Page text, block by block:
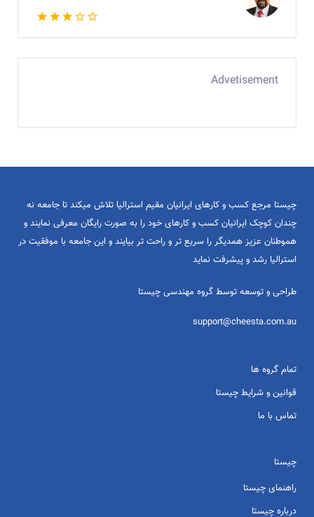
Advetisement
چیستا مرجع کسب و کارهای ایرانیان مقیم استرالیا تلاش میکند تا جامعه نه
چندان کوچک ایرانیان کسب و کارهای خود را به صورت رایگان معرفی نمایند و
هموطنان عزیز همدیگر را سریع تر و راحت تر بیایند و این جامعه با موفقیت در
استرالیا رشد و پیشرفت نماید
طراحی و توسعه توسط گروه مهندسی چیستا
support@cheesta.com.au
تمام گروه ها
قوانین و شرایط چیستا
تماس با ما
چیستا
راهنمای چیستا
درباره چیستا